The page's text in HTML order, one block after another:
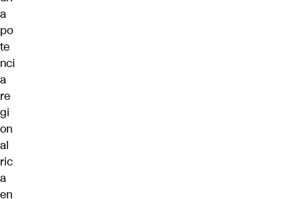
a
po
te
nci
a
re
gi
on
al
ric
a
en